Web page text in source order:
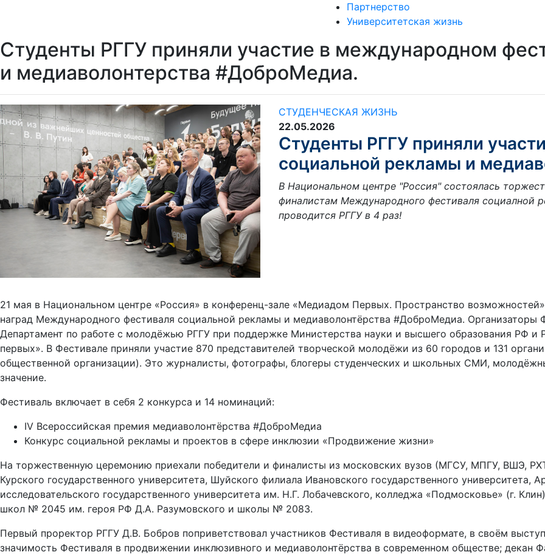
Партнерство
Университетская жизнь
Студенты РГГУ приняли участие в международном
и медиаволонтерства #ДоброМедиа.
СТУДЕНЧЕСКАЯ ЖИЗНЬ
22.05.2026
Студенты РГГУ приняли
социальной рекламы и
В Национальном центре "Россия" состоялась
финалистам Международного фестиваля социалной
проводится РГГУ в 4 раз!
21 мая в Национальном центре «Россия» в конференц-зале «Медиадом Первых. Пространство
наград Международного фестиваля социальной рекламы и медиаволонтёрства #ДоброМедиа.
Департамент по работе с молодёжью РГГУ при поддержке Министерства науки и высшего образования РФ
первых». В Фестивале приняли участие 870 представителей творческой молодёжи из 60 городов и 131
общественной организации). Это журналисты, фотографы, блогеры студенческих и школьных СМИ,
значение.
Фестиваль включает в себя 2 конкурса и 14 номинаций:
IV Всероссийская премия медиаволонтёрства #ДоброМедиа
Конкурс социальной рекламы и проектов в сфере инклюзии «Продвижение жизни»
На торжественную церемонию приехали победители и финалисты из московских вузов (МГСУ, МПГУ, ВШЭ,
Курского государственного университета, Шуйского филиала Ивановского государственного университета,
исследовательского государственного университета им. Н.Г. Лобачевского, колледжа «Подмосковье» (г.
школ № 2045 им. героя РФ Д.А. Разумовского и школы № 2083.
Первый проректор РГГУ Д.В. Бобров поприветствовал участников Фестиваля в видеоформате, в своём
значимость Фестиваля в продвижении инклюзивного и медиаволонтёрства в современном обществе; декан